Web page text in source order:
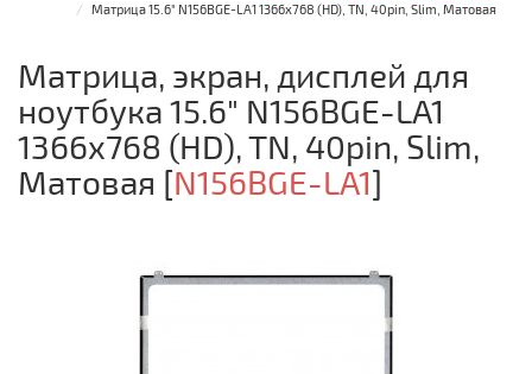
Матрица 15.6" N156BGE-LA1 1366x768 (HD), TN, 40pin, Slim, Матовая
Матрица, экран, дисплей для
ноутбука 15.6" N156BGE-LA1
1366x768 (HD), TN, 40pin, Slim,
Матовая [N156BGE-LA1]